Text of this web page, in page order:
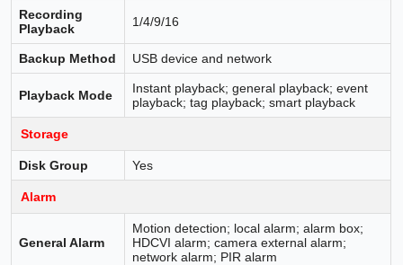
Recording
Playback
1/4/9/16
Backup Method USB device and network
Playback Mode
Instant playback; general playback; event
playback; tag playback; smart playback
Storage
Disk Group Yes
Alarm
General Alarm
Motion detection; local alarm; alarm box;
HDCVI alarm; camera external alarm;
network alarm; PIR alarm